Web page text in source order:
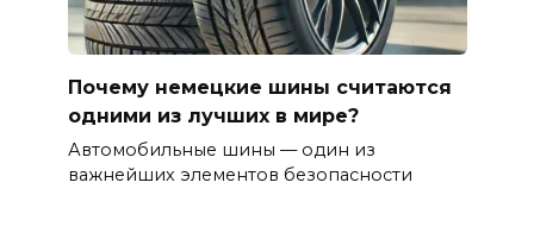
Почему немецкие шины считаются
одними из лучших в мире?
Автомобильные шины — один из
важнейших элементов безопасности